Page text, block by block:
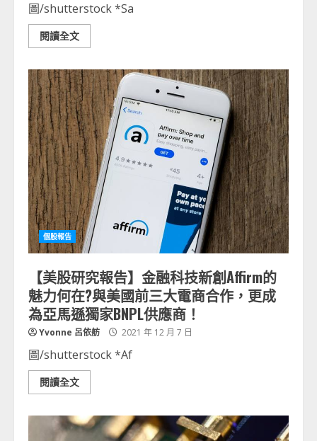
圖/shutterstock *Sa
閱讀全文
個股報告
【美股研究報告】金融科技新創Affirm的
魅力何在?與美國前三大電商合作，更成
為亞馬遜獨家BNPL供應商！
Yvonne 呂依舫 2021 年 12 月 7 日
圖/shutterstock *Af
閱讀全文